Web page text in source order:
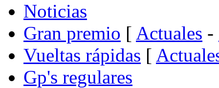
Noticias
Gran premio [ Actuales -
Vueltas rápidas [
Gp's regulares